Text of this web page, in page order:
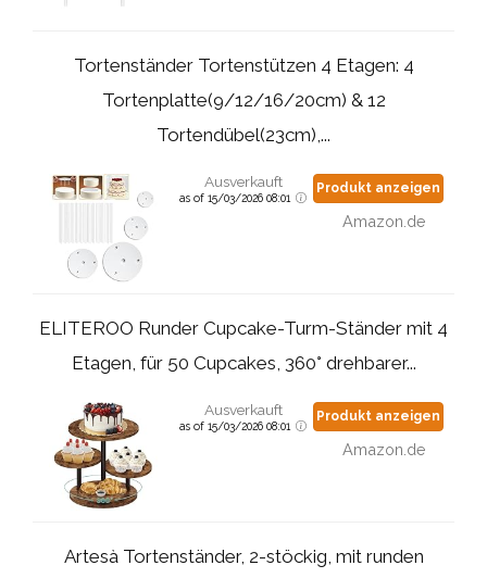
Tortenständer Tortenstützen 4 Etagen: 4
Tortenplatte(9/12/16/20cm) & 12
Tortendübel(23cm),...
Ausverkauft
as of 15/03/2026 08:01
Produkt anzeigen
Amazon.de
ELITEROO Runder Cupcake-Turm-Ständer mit 4
Etagen, für 50 Cupcakes, 360° drehbarer...
Ausverkauft
as of 15/03/2026 08:01
Produkt anzeigen
Amazon.de
Artesà Tortenständer, 2-stöckig, mit runden